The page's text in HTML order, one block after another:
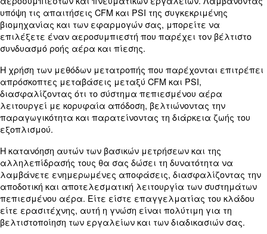
κλάδους με διαφορετικές απαιτήσεις CFM και
διαφορετικά εργαλεία και εφαρμογές.
Επιλέγοντας τον σωστό συνδυασμό CFM και PSI,
διασφαλίσετε ότι ο αεροσυμπιεστής σας
αποτελεσματικά και αποδοτικά, ικανοποιώντας
απαιτήσεις του εξοπλισμού σας.
Χρήση αριθμομηχανής CFM σε PSI
Ένας υπολογιστής CFM σε PSI είναι ένα
που απλοποιεί τη διαδικασία προσδιορισμού των
απαιτούμενων CFM ή PSI για τις συγκεκριμένες
Αυτοί οι υπολογιστές απαιτούν συνήθως
ιπποδύναμη, τρέχον PSI και επιθυμητό CFM ή το